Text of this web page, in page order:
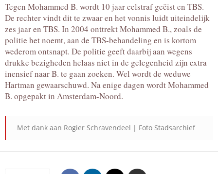
Tegen Mohammed B. wordt 10 jaar celstraf geëist en TBS.
De rechter vindt dit te zwaar en het vonnis luidt uiteindelijk
zes jaar en TBS. In 2004 onttrekt Mohammed B., zoals de
politie het noemt, aan de TBS-behandeling en is kortom
wederom ontsnapt. De politie geeft daarbij aan wegens
drukke bezigheden helaas niet in de gelegenheid zijn extra
inensief naar B. te gaan zoeken. Wel wordt de weduwe
Hartman gewaarschuwd. Na enige dagen wordt Mohammed
B. opgepakt in Amsterdam-Noord.
Met dank aan Rogier Schravendeel | Foto Stadsarchief